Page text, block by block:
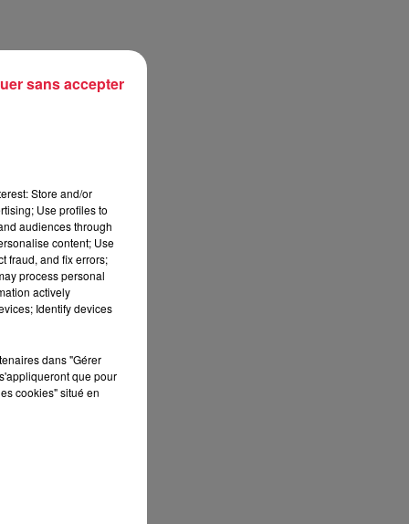
Store and/or
Use profiles to
audiences through
content; Use
fraud, and fix errors;
process personal
actively
Identify devices
dans "Gérer
que pour
cookies" situé en
sans accepter